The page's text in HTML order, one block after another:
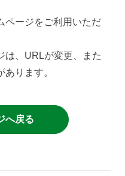
ページをご利用いただ
は、URLが変更、また
ります。
へ戻る